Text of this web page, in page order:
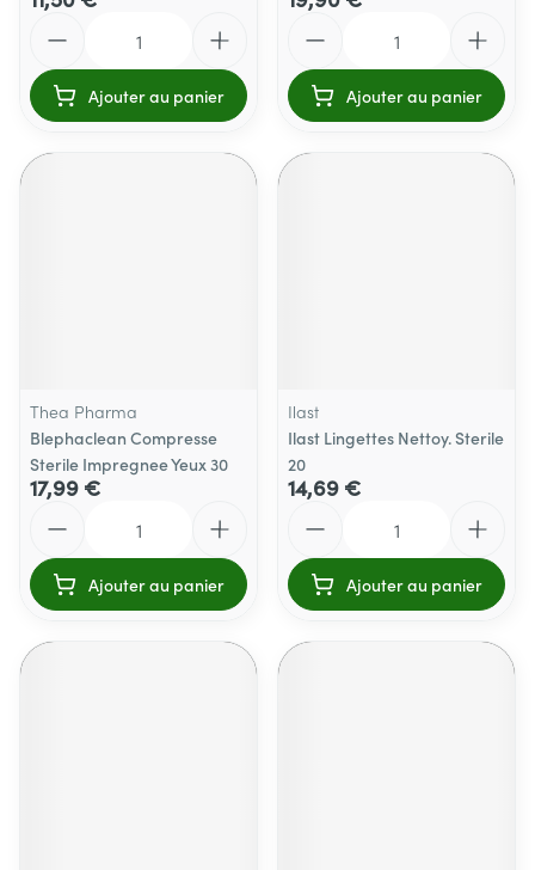
Ajouter au panier Ajouter au panier
Thea Pharma
Blephaclean Compresse
Sterile Impregnee Yeux 30
17,99 €
Ajouter au panier
Ilast
Ilast Lingettes Nettoy. Sterile
20
14,69 €
Ajouter au panier